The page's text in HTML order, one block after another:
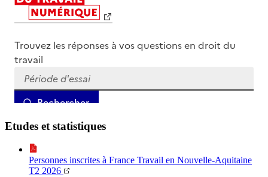
Etudes et statistiques
Personnes inscrites à France Travail en Nouvelle-Aquitaine
T2 2026